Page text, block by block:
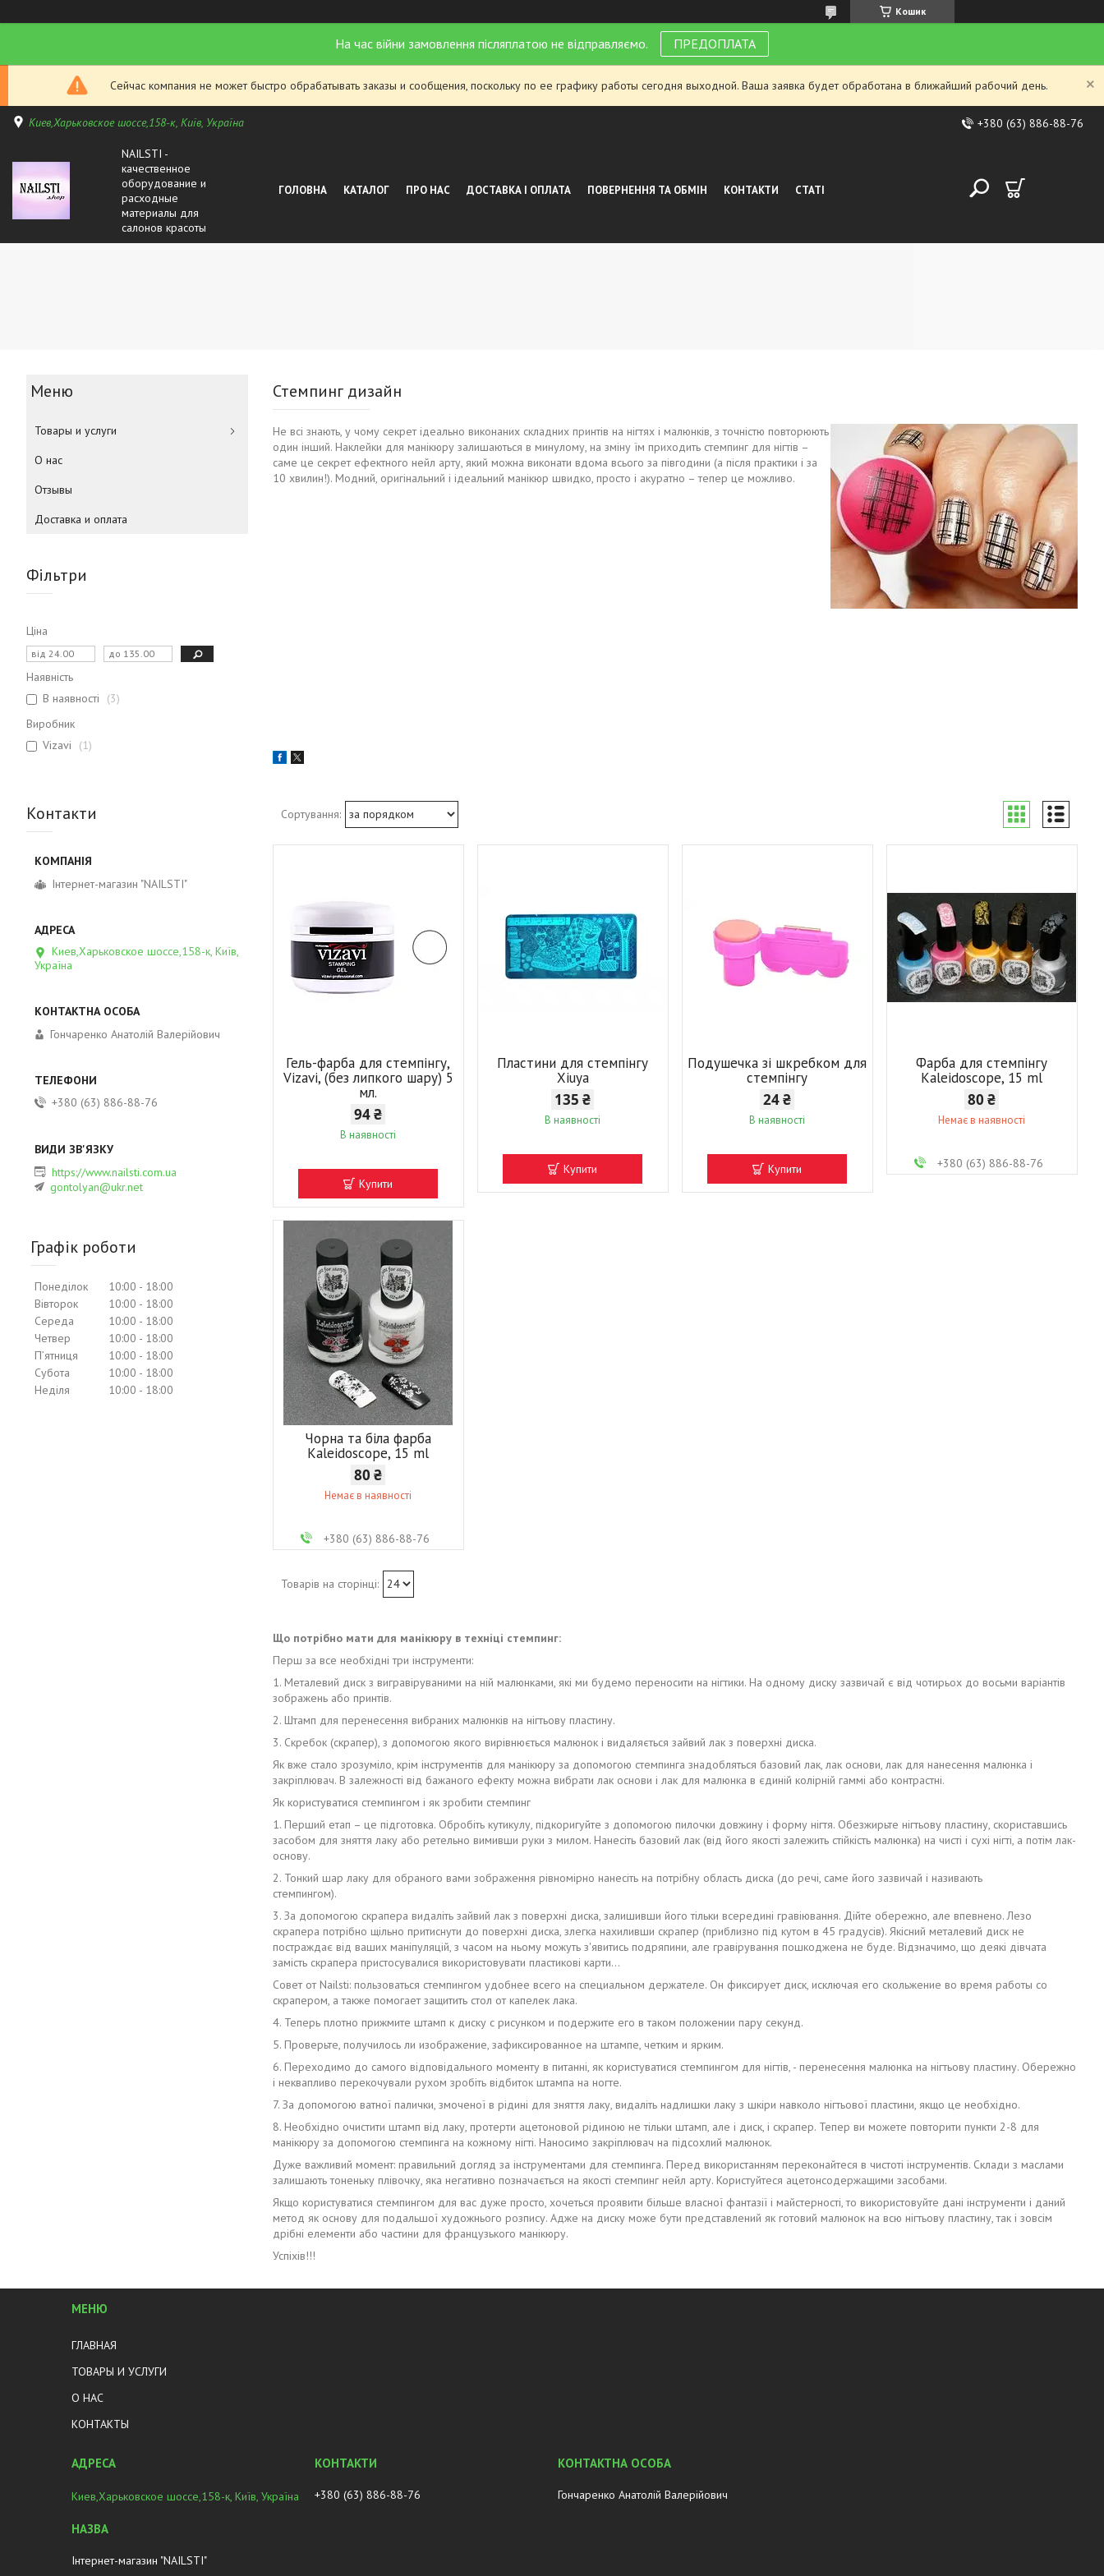
Кошик
На час війни замовлення післяплатою не відправляємо. ПРЕДОПЛАТА
Сейчас компания не может быстро обрабатывать заказы и сообщения, поскольку по ее графику работы сегодня выходной. Ваша заявка будет обработана в ближайший рабочий день.
Киев,Харьковское шоссе,158-к, Київ, Україна +380 (63) 886-88-76
NAILSTI -
качественное
оборудование и
расходные
материалы для
салонов красоты
ГОЛОВНА КАТАЛОГ ПРО НАС ДОСТАВКА І ОПЛАТА ПОВЕРНЕННЯ ТА ОБМІН КОНТАКТИ СТАТІ
Стемпинг дизайн
Не всі знають, у чому секрет ідеально виконаних складних принтів на нігтях і малюнків, з точністю повторюють
один інший. Наклейки для манікюру залишаються в минулому, на зміну їм приходить стемпинг для нігтів –
саме це секрет ефектного нейл арту, який можна виконати вдома всього за півгодини (а після практики і за
10 хвилин!). Модний, оригінальний і ідеальний манікюр швидко, просто і акуратно – тепер це можливо.
Гель-фарба для стемпінгу,
Vizavi, (без липкого шару) 5
мл.
94 ₴
В наявності
Купити
Пластини для стемпінгу
Xiuya
135 ₴
В наявності
Купити
Подушечка зі шкребком для
стемпінгу
24 ₴
В наявності
Купити
Фарба для стемпінгу
Kaleidoscope, 15 ml
80 ₴
Немає в наявності
+380 (63) 886-88-76
Чорна та біла фарба
Kaleidoscope, 15 ml
80 ₴
Немає в наявності
+380 (63) 886-88-76
Що потрібно мати для манікюру в техніці стемпинг:
Перш за все необхідні три інструменти:
1. Металевий диск з вигравіруваними на ній малюнками, які ми будемо переносити на нігтики. На одному диску зазвичай є від чотирьох до восьми варіантів
зображень або принтів.
2. Штамп для перенесення вибраних малюнків на нігтьову пластину.
3. Скребок (скрапер), з допомогою якого вирівнюється малюнок і видаляється зайвий лак з поверхні диска.
Як вже стало зрозуміло, крім інструментів для манікюру за допомогою стемпинга знадобляться базовий лак, лак основи, лак для нанесення малюнка і
закріплювач. В залежності від бажаного ефекту можна вибрати лак основи і лак для малюнка в єдиній колірній гаммі або контрастні.
Як користуватися стемпингом і як зробити стемпинг
1. Перший етап – це підготовка. Обробіть кутикулу, підкоригуйте з допомогою пилочки довжину і форму нігтя. Обезжирьте нігтьову пластину, скориставшись
засобом для зняття лаку або ретельно вимивши руки з милом. Нанесіть базовий лак (від його якості залежить стійкість малюнка) на чисті і сухі нігті, а потім лак-
основу.
2. Тонкий шар лаку для обраного вами зображення рівномірно нанесіть на потрібну область диска (до речі, саме його зазвичай і називають
стемпингом).
3. За допомогою скрапера видаліть зайвий лак з поверхні диска, залишивши його тільки всередині гравіювання. Дійте обережно, але впевнено. Лезо
скрапера потрібно щільно притиснути до поверхні диска, злегка нахиливши скрапер (приблизно під кутом в 45 градусів). Якісний металевий диск не
постраждає від ваших маніпуляцій, з часом на ньому можуть з'явитись подряпини, але гравірування пошкоджена не буде. Відзначимо, що деякі дівчата
замість скрапера пристосувалися використовувати пластикові карти…
Совет от Nailsti: пользоваться стемпингом удобнее всего на специальном держателе. Он фиксирует диск, исключая его скольжение во время работы со
скрапером, а также помогает защитить стол от капелек лака.
4. Теперь плотно прижмите штамп к диску с рисунком и подержите его в таком положении пару секунд.
5. Проверьте, получилось ли изображение, зафиксированное на штампе, четким и ярким.
6. Переходимо до самого відповідального моменту в питанні, як користуватися стемпингом для нігтів, - перенесення малюнка на нігтьову пластину. Обережно
і неквапливо перекочували рухом зробіть відбиток штампа на ногте.
7. За допомогою ватної палички, змоченої в рідині для зняття лаку, видаліть надлишки лаку з шкіри навколо нігтьової пластини, якщо це необхідно.
8. Необхідно очистити штамп від лаку, протерти ацетоновой рідиною не тільки штамп, але і диск, і скрапер. Тепер ви можете повторити пункти 2-8 для
манікюру за допомогою стемпинга на кожному нігті. Наносимо закріплювач на підсохлий малюнок.
Дуже важливий момент: правильний догляд за інструментами для стемпинга. Перед використанням переконайтеся в чистоті інструментів. Склади з маслами
залишають тоненьку плівочку, яка негативно позначається на якості стемпинг нейл арту. Користуйтеся ацетонсодержащими засобами.
Якщо користуватися стемпингом для вас дуже просто, хочеться проявити більше власної фантазії і майстерності, то використовуйте дані інструменти і даний
метод як основу для подальшої художнього розпису. Адже на диску може бути представлений як готовий малюнок на всю нігтьову пластину, так і зовсім
дрібні елементи або частини для французького манікюру.
Успіхів!!!
Товары и услуги
О нас
Отзывы
Доставка и оплата
Фільтри
Ціна
Наявність
В наявності
3
Виробник
Vizavi
1
Контакти
Інтернет-магазин "NAILSTI"
Киев,Харьковское шоссе,158-к, Київ,
Україна
Гончаренко Анатолій Валерійович
+380 (63) 886-88-76
https://www.nailsti.com.ua
gontolyan@ukr.net
Графік роботи
Понеділок 10:00
18:00
Вівторок
10:00
18:00
Середа
10:00
18:00
Четвер
10:00
18:00
Пʼятниця
10:00
18:00
Субота
10:00
18:00
Неділя
10:00 18:00
МЕНЮ
ГЛАВНАЯ
ТОВАРЫ И УСЛУГИ
О НАС
КОНТАКТЫ
Киев,Харьковское шоссе,158-к, Київ, Україна
Інтернет-магазин "NAILSTI"
+380 (63) 886-88-76 Гончаренко Анатолій Валерійович